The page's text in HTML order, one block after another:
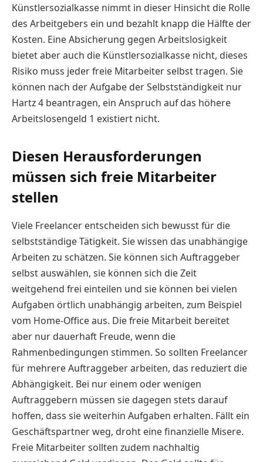
Künstlersozialkasse nimmt in dieser Hinsicht die Rolle
des Arbeitgebers ein und bezahlt knapp die Hälfte der
Kosten. Eine Absicherung gegen Arbeitslosigkeit
bietet aber auch die Künstlersozialkasse nicht, dieses
Risiko muss jeder freie Mitarbeiter selbst tragen. Sie
können nach der Aufgabe der Selbstständigkeit nur
Hartz 4 beantragen, ein Anspruch auf das höhere
Arbeitslosengeld 1 existiert nicht.
Diesen Herausforderungen
müssen sich freie Mitarbeiter
stellen
Viele Freelancer entscheiden sich bewusst für die
selbstständige Tätigkeit. Sie wissen das unabhängige
Arbeiten zu schätzen. Sie können sich Auftraggeber
selbst auswählen, sie können sich die Zeit
weitgehend frei einteilen und sie können bei vielen
Aufgaben örtlich unabhängig arbeiten, zum Beispiel
vom Home-Office aus. Die freie Mitarbeit bereitet
aber nur dauerhaft Freude, wenn die
Rahmenbedingungen stimmen. So sollten Freelancer
für mehrere Auftraggeber arbeiten, das reduziert die
Abhängigkeit. Bei nur einem oder wenigen
Auftraggebern müssen sie dagegen stets darauf
hoffen, dass sie weiterhin Aufgaben erhalten. Fällt ein
Geschäftspartner weg, droht eine finanzielle Misere.
Freie Mitarbeiter sollten zudem nachhaltig